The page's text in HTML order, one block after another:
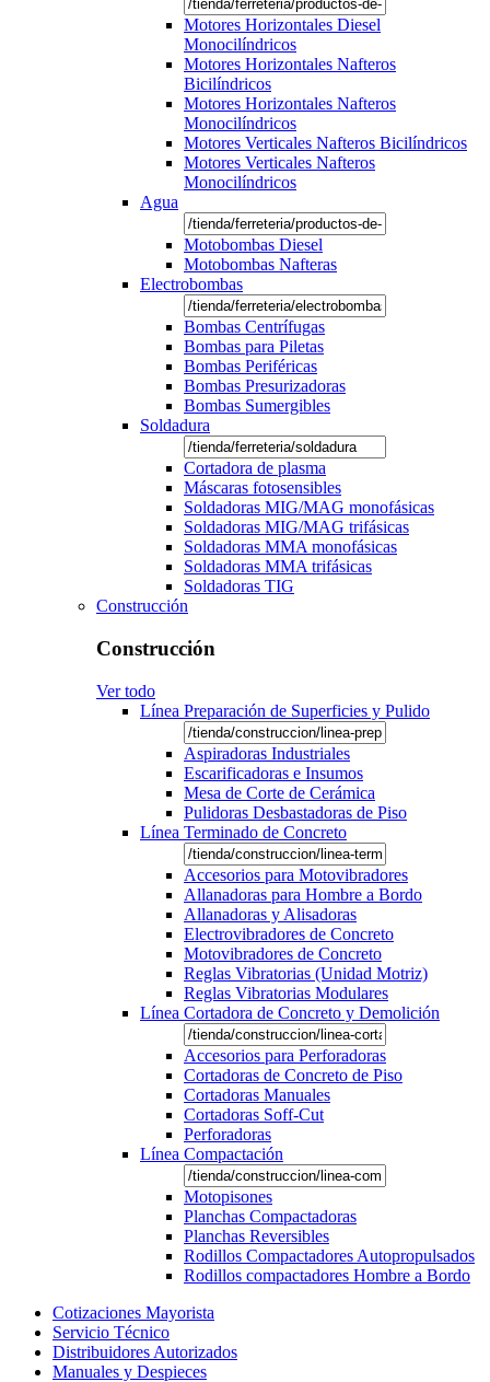
Motores Horizontales Diesel
Monocilíndricos
Motores Horizontales Nafteros
Bicilíndricos
Motores Horizontales Nafteros
Monocilíndricos
Motores Verticales Nafteros Bicilíndricos
Motores Verticales Nafteros
Monocilíndricos
Agua
Motobombas Diesel
Motobombas Nafteras
Electrobombas
Bombas Centrífugas
Bombas para Piletas
Bombas Periféricas
Bombas Presurizadoras
Bombas Sumergibles
Soldadura
Cortadora de plasma
Máscaras fotosensibles
Soldadoras MIG/MAG monofásicas
Soldadoras MIG/MAG trifásicas
Soldadoras MMA monofásicas
Soldadoras MMA trifásicas
Soldadoras TIG
Construcción
Construcción
Ver todo
Línea Preparación de Superficies y Pulido
Aspiradoras Industriales
Escarificadoras e Insumos
Mesa de Corte de Cerámica
Pulidoras Desbastadoras de Piso
Línea Terminado de Concreto
Accesorios para Motovibradores
Allanadoras para Hombre a Bordo
Allanadoras y Alisadoras
Electrovibradores de Concreto
Motovibradores de Concreto
Reglas Vibratorias (Unidad Motriz)
Reglas Vibratorias Modulares
Línea Cortadora de Concreto y Demolición
Accesorios para Perforadoras
Cortadoras de Concreto de Piso
Cortadoras Manuales
Cortadoras Soff-Cut
Perforadoras
Línea Compactación
Motopisones
Planchas Compactadoras
Planchas Reversibles
Rodillos Compactadores Autopropulsados
Rodillos compactadores Hombre a Bordo
Cotizaciones Mayorista
Servicio Técnico
Distribuidores Autorizados
Manuales y Despieces